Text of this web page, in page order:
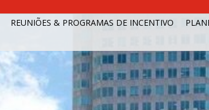
REUNIÕES & PROGRAMAS DE INCENTIVO